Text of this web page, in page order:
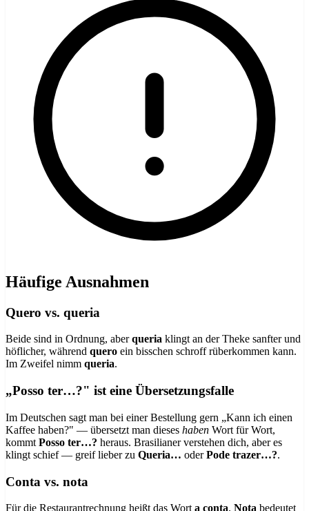
Häufige Ausnahmen
Quero vs. queria
Beide sind in Ordnung, aberqueria klingt an der Theke sanfter und
höflicher, während quero ein bisschen schroff rüberkommen kann.
Im Zweifel nimm queria.
„Posso ter…?" ist eine Übersetzungsfalle
Im Deutschen sagt man bei einer Bestellung gern „Kann ich einen
Kaffee haben?" — übersetzt man dieses haben Wort für Wort,
kommt Posso ter…? heraus. Brasilianer verstehen dich, aber es
klingt schief — greif lieber zu Queria… oderPode trazer…?.
Conta vs. nota
Für die Restaurantrechnung heißt das Wort a conta. Nota bedeutet